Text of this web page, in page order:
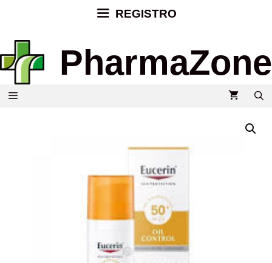
REGISTRO
PharmaZone